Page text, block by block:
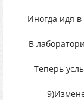
Иногда идя
В
Теперь